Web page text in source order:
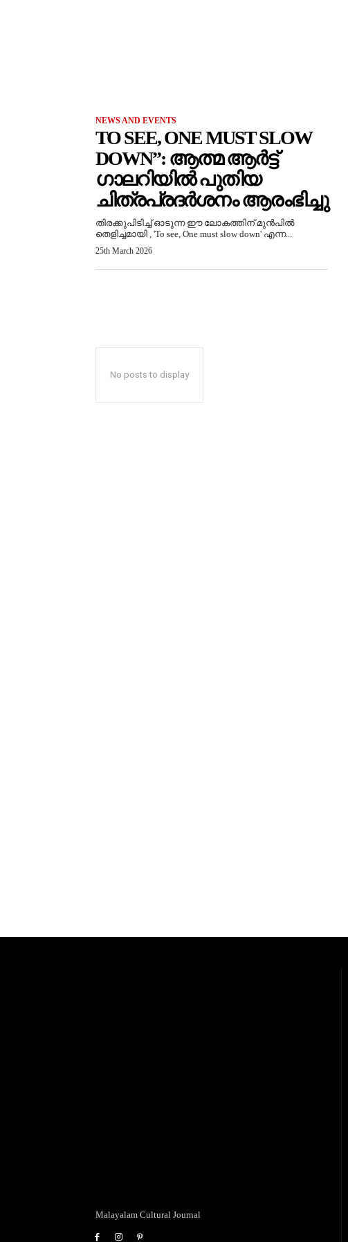
NEWS AND EVENTS
TO SEE, ONE MUST SLOW
DOWN”: ആത്മ ആർട്ട്
ഗാലറിയിൽ പുതിയ
ചിത്രപ്രദർശനം ആരംഭിച്ചു
തിരക്കുപിടിച്ച് ഓടുന്ന ഈ ലോകത്തിന് മുൻപിൽ
തെളിച്ചമായി , 'To see, One must slow down' എന്ന...
25th March 2026
No posts to display
Malayalam Cultural Journal